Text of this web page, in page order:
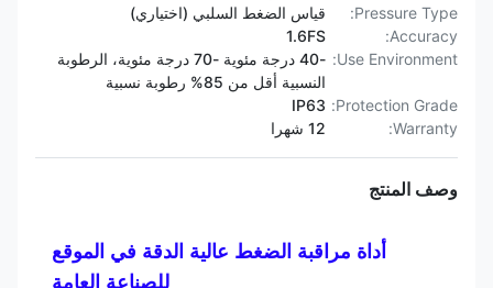
Pressure Type:
قياس الضغط السلبي (اختياري)
Accuracy:
1.6FS
Use Environment:
-40 درجة مئوية -70 درجة مئوية، الرطوبة
النسبية أقل من 85% رطوبة نسبية
Protection Grade:
IP63
Warranty:
وصف المنتج
أداة مراقبة الضغط عالية الدقة في الموقع
للصناعة العامة